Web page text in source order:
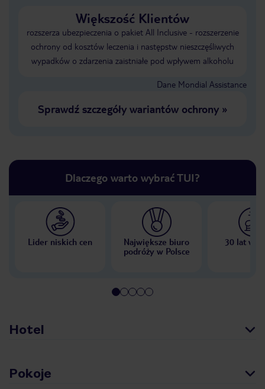
Większość Klientów
rozszerza ubezpieczenia o pakiet All Inclusive - rozszerzenie
ochrony od kosztów leczenia i następstw nieszczęśliwych
wypadków o zdarzenia zaistniałe pod wpływem alkoholu
Dane Mondial Assistance
Sprawdź szczegóły wariantów ochrony»
Dlaczego warto wybrać TUI?
Lider niskich cen
Największe biuro
podróży w Polsce
30 lat w
Hotel
Pokoje